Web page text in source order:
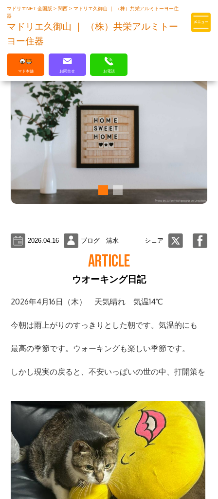
マドリエはLIXILの厳しい基準を
マドリエNET 全国版> 関西>マドリエ久御山 ｜ （株）共栄アルミトーヨー住
器
マドリエ久御山 ｜ （株）共栄アルミトー
ヨー住器
マド本舗 お問合せ お電話
2026.04.16 ブログ 清水 シェア
ARTICLE
ウオーキング日記